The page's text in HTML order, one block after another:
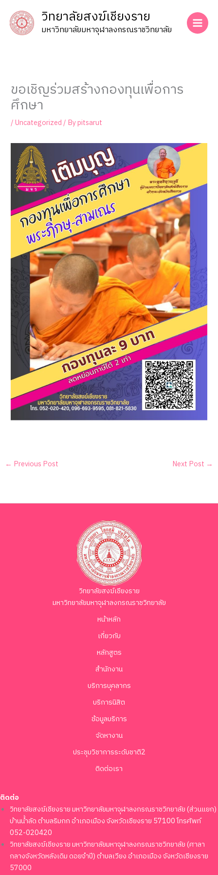
content
วิทยาลัยสงฆ์เชียงราย
มหาวิทยาลัยมหาจุฬาลงกรณราชวิทยาลัย
ขอเชิญร่วมสร้างกองทุนเพื่อการ
ศึกษา
/Uncategorized/ Bypitsarut
← Previous Post Next Post →
วิทยาลัยสงฆ์เชียงราย
มหาวิทยาลัยมหาจุฬาลงกรณราชวิทยาลัย
หน้าหลัก
เกี่ยวกับ
หลักสูตร
สำนักงาน
บริการบุคลากร
บริการนิสิต
ข้อมูลบริการ
จัดหางาน
ประชุมวิชาการระดับชาติ2
ติดต่อเรา
ติดต่อ
วิทยาลัยสงฆ์เชียงราย มหาวิทยาลัยมหาจุฬาลงกรณราชวิทยาลัย (ส่วนแยก)
บ้านน้ำลัด ตำบลริมกก อำเภอเมือง จังหวัดเชียงราย 57100 โทรศัพท์
052-020420
วิทยาลัยสงฆ์เชียงราย มหาวิทยาลัยมหาจุฬาลงกรณราชวิทยาลัย (ศาลา
กลางจังหวัดหลังเดิม ดอยจำปี) ตำบลเวียง อำเภอเมือง จังหวัดเชียงราย
57000